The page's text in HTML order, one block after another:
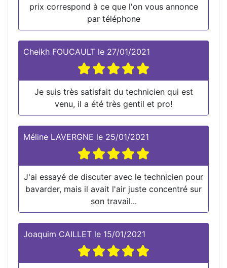
prix correspond à ce que l'on vous annonce
par téléphone
Cheikh FOUCAULT le 27/01/2021
Je suis très satisfait du technicien qui est
venu, il a été très gentil et pro!
Méline LAVERGNE le 25/01/2021
J'ai essayé de discuter avec le technicien pour
bavarder, mais il avait l'air juste concentré sur
son travail...
Joaquim CAILLET le 15/01/2021